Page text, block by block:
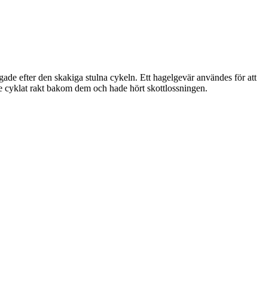
efter den skakiga stulna cykeln. Ett hagelgevär användes för att
rakt bakom dem och hade hört skottlossningen.